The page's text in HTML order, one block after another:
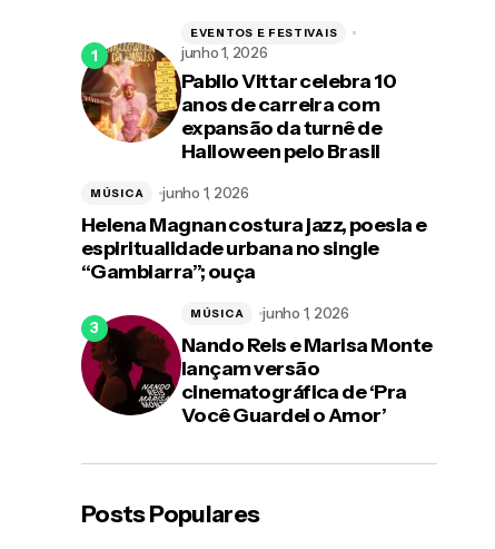
Pabllo Vittar celebra 10
anos de carreira com
expansão da turnê de
Halloween pelo Brasil
EVENTOS E FESTIVAIS
junho 1, 2026
Helena Magnan costura jazz, poesia e
espiritualidade urbana no single
“Gambiarra”; ouça
MÚSICA junho 1, 2026
Nando Reis e Marisa Monte
lançam versão
cinematográfica de ‘Pra
Você Guardei o Amor’
MÚSICA junho 1, 2026
Posts Populares